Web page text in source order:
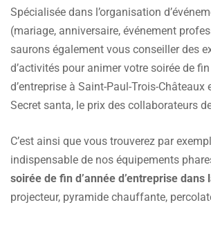
Spécialisée dans l’organisation
(mariage, anniversaire, événement
saurons également vous conseiller des
d’activités pour animer votre soirée de fin
d’entreprise à Saint-Paul-Trois-Châteaux
Secret santa, le prix des collaborateurs
C’est ainsi que vous trouverez par
indispensable de nos équipements
soirée de fin d’année d’entreprise dans
projecteur, pyramide chauffante,